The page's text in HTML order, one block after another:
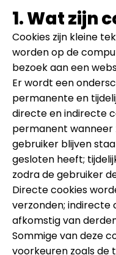
1. Wat zijn
Cookies zijn kleine
worden op de
bezoek aan een
Er wordt een
permanente en
directe en indirecte
permanent wanneer
gebruiker blijven
gesloten heeft;
zodra de gebruiker
Directe cookies
verzonden; indirecte
afkomstig van
Sommige van deze
voorkeuren zoals de